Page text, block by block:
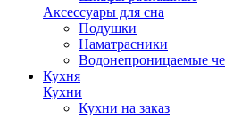
Аксессуары для сна
Подушки
Наматрасники
Водонепроницаемые
Кухня
Кухни
Кухни на заказ